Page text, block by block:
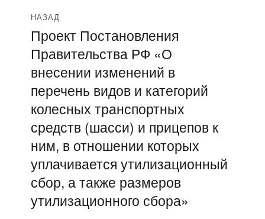
Навигация
по
записям
НАЗАД
Предыдущая
запись:
Проект Постановления
Правительства РФ «О
внесении изменений в
перечень видов и категорий
колесных транспортных
средств (шасси) и прицепов к
ним, в отношении которых
уплачивается утилизационный
сбор, а также размеров
утилизационного сбора»